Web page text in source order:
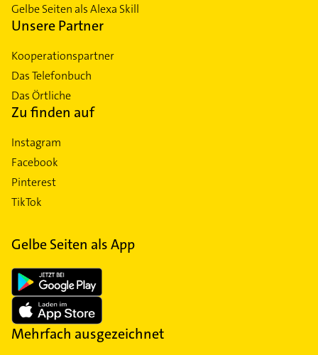
Gelbe Seiten als Alexa Skill
Unsere Partner
Kooperationspartner
Das Telefonbuch
Das Örtliche
Zu finden auf
Instagram
Facebook
Pinterest
TikTok
Gelbe Seiten als App
Mehrfach ausgezeichnet